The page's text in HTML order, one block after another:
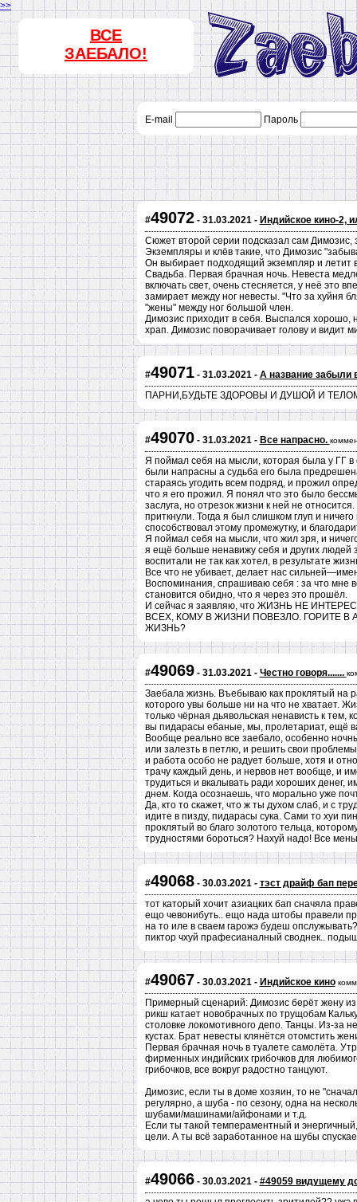
>>
ВСЕ
ЗАЕБАЛО!
E-mail Пароль
#49072- 31.03.2021 - Индийское кино-2,
Сюжет второй серии подсказал сам Димозис,
Экземпляры и клёв такие, что Димозис
Он выбирает подходящий экземпляр и летит
Свадьба. Первая брачная ночь. Невеста
включать свет, очень стесняется, у неё это
замирает между ног невесты. "Что за хуйня
"жены" между ног большой член.
Димозис приходит в себя. Выспался хорошо,
храп. Димозис поворачивает голову и видит
#49071- 31.03.2021 - А название забыли
ПАРНИ,БУДЬТЕ ЗДОРОВЫ И ДУШОЙ И
#49070- 31.03.2021 - Все напрасно.
Я поймал себя на мысли, которая была у ГГ в
были напрасны а судьба его была
стараясь угодить всем подряд, и прожил
что я его прожил. Я понял что это было
заслуга, но отрезок жизни к ней не
приткнули. Тогда я был слишком глуп и
способствовал этому промежутку, и
Я поймал себя на мысли, что жил зря, и
я ещё больше ненавижу себя и других людей
воспитали не так как хотел, в результате
Все что не убивает, делает нас
Воспоминания, спрашиваю себя : за что мне
становится обидно, что я через это прошёл.
И сейчас я заявляю, что ЖИЗНЬ НЕ
ВСЕХ, КОМУ В ЖИЗНИ ПОВЕЗЛО. ГОРИТЕ
ЖИЗНЬ?
#49069- 31.03.2021 - Честно говоря.......
Заебала жизнь. Въебываю как проклятый на
которого увы больше ни на что не хватает.
только чёрная дьявольская ненависть к тем,
вы пидарасы ебаные, мы, пролетариат, ещё
Вообще реально все заебало, особенно
или залезть в петлю, и решить свои
и работа особо не радует больше, хотя и
трачу каждый день, и нервов нет вообще, и
трудиться и вкалывать ради хороших денег,
днем. Когда осознаешь, что морально уже
Да, кто то скажет, что ж ты духом слаб, и с
идите в пизду, пидарасы сука. Сами то хуи
проклятый во благо золотого тельца,
трудностями бороться? Нахуй надо! Все
#49068- 30.03.2021 - тэст драйф бап
тот каторый хочит азиацких бап сначяла
ещо чевонибуть.. ещо нада штобы правели
на то иле в сваем гарожэ будеш опслужывать?
пиктор чхуй прафесианалный своднек..
#49067 - 30.03.2021 - Индийское кино
Примерный сценарий: Димозис берёт жену
рикш катает новобрачных по трущобам
столовке локомотивного депо. Танцы. Из-за
кустах. Брат невесты клянётся отомстить
Первая брачная ночь в туалете самолёта.
фирменных индийских грибочков для
грибочков, все вокруг радостно танцуют.
Димозис, если ты в доме хозяин, то не
регулярно, а шуба - по сезону, одна на
шубами/машинами/айфонами и т.д.
Если ты такой темпераментный и
цели. А ты всё заработанное на шубы
#49066- 30.03.2021 - #49059 видущему